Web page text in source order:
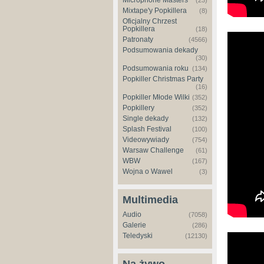
Mixtape'y Popkillera (8)
Oficjalny Chrzest
Popkillera
(18)
Patronaty (4566)
Podsumowania dekady
(30)
Podsumowania roku (134)
Popkiller Christmas Party
(16)
Popkiller Młode Wilki (352)
Popkillery (352)
Single dekady (132)
Splash Festival (100)
Videowywiady (754)
Warsaw Challenge (61)
WBW (167)
Wojna o Wawel (3)
Multimedia
Audio (7058)
Galerie (286)
Teledyski (12130)